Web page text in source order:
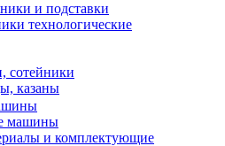
и подставки
технологические
сотейники
казаны
машины
и комплектующие